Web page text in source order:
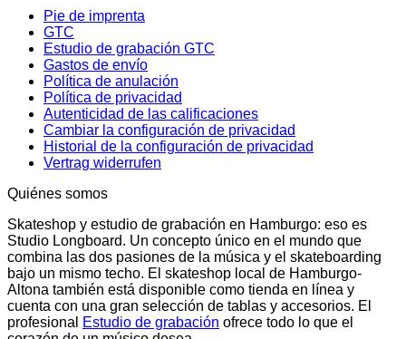
Pie de imprenta
GTC
Estudio de grabación GTC
Gastos de envío
Política de anulación
Política de privacidad
Autenticidad de las calificaciones
Cambiar la configuración de privacidad
Historial de la configuración de privacidad
Vertrag widerrufen
Quiénes somos
Skateshop y estudio de grabación en Hamburgo: eso es
Studio Longboard. Un concepto único en el mundo que
combina las dos pasiones de la música y el skateboarding
bajo un mismo techo. El skateshop local de Hamburgo-
Altona también está disponible como tienda en línea y
cuenta con una gran selección de tablas y accesorios. El
profesional
Estudio de grabación ofrece todo lo que el